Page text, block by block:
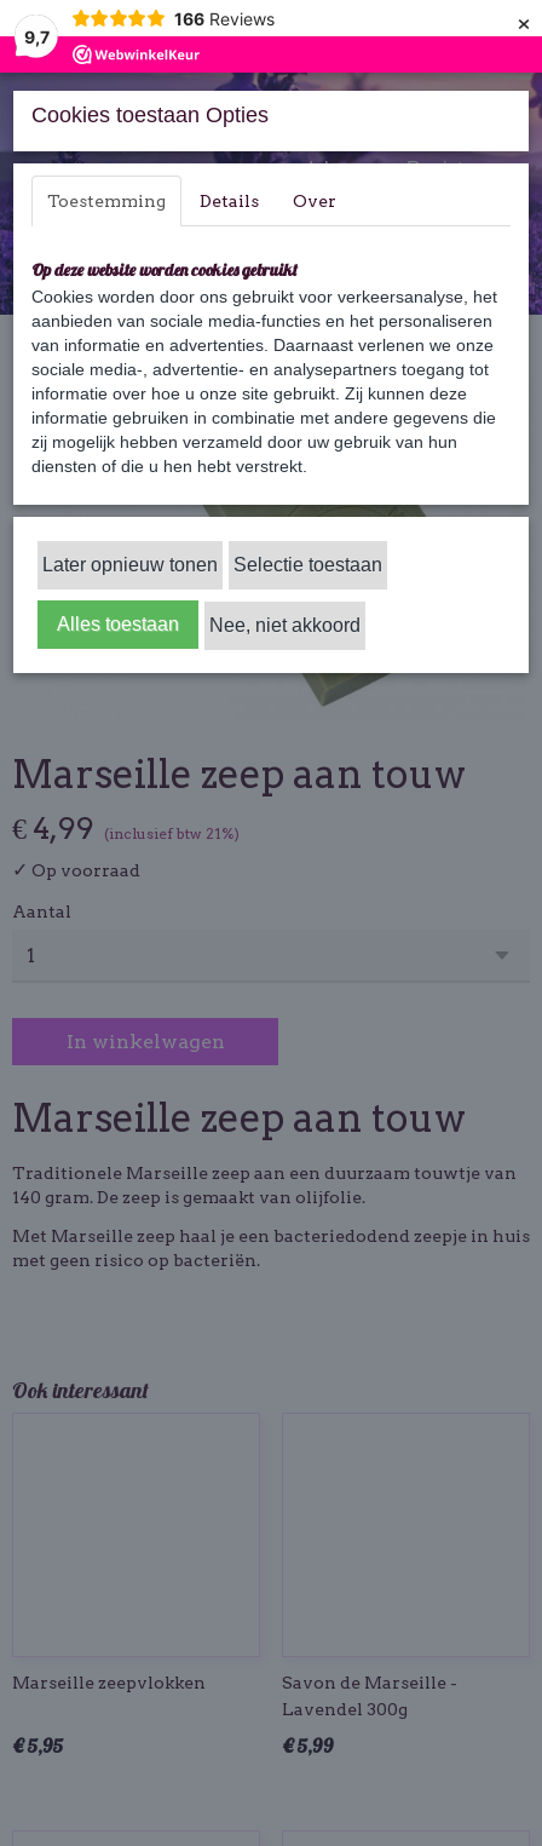
9,7
166 Reviews ×
Inloggen Registreren
Home › Zeep › Marseille zeep › Marseille zeep aan touw
Marseille zeep aan touw
€ 4,99 (inclusief btw 21%)
✓ Op voorraad
Aantal
In winkelwagen
Marseille zeep aan touw
Traditionele Marseille zeep aan een duurzaam touwtje van
140 gram. De zeep is gemaakt van olijfolie.
Met Marseille zeep haal je een bacteriedodend zeepje in huis
met geen risico op bacteriën.
Ook interessant
Marseille zeepvlokken
€ 5,95
Savon de Marseille -
Lavendel 300g
€ 5,99
Cookies toestaan Opties
Toestemming Details Over
Op deze website worden cookies gebruikt
Cookies worden door ons gebruikt voor verkeersanalyse, het
aanbieden van sociale media-functies en het personaliseren
van informatie en advertenties. Daarnaast verlenen we onze
sociale media-, advertentie- en analysepartners toegang tot
informatie over hoe u onze site gebruikt. Zij kunnen deze
informatie gebruiken in combinatie met andere gegevens die
zij mogelijk hebben verzameld door uw gebruik van hun
diensten of die u hen hebt verstrekt.
Later opnieuw tonen Selectie toestaan
Alles toestaan Nee, niet akkoord